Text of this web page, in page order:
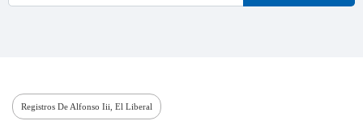
Registros De Alfonso Iii, El Liberal